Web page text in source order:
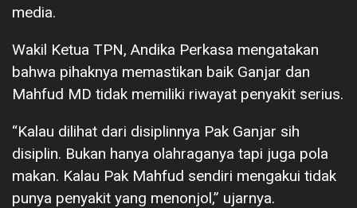
media.
Wakil Ketua TPN, Andika Perkasa mengatakan
bahwa pihaknya memastikan baik Ganjar dan
Mahfud MD tidak memiliki riwayat penyakit serius.
“Kalau dilihat dari disiplinnya Pak Ganjar sih
disiplin. Bukan hanya olahraganya tapi juga pola
makan. Kalau Pak Mahfud sendiri mengakui tidak
punya penyakit yang menonjol,” ujarnya.